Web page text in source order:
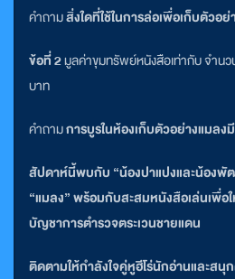
คำถามสิ่งใดที่ใช้ในการล่อเพื่อเก็บตัวอย่
ข้อที่ 2มูลค่าขุมทรัพย์หนังสือเท่ากับ จำ
บาท
คำถามการบูรในห้องเก็บตัวอย่างแมลง
สัปดาห์นี้พบกับ “น้องปาแปงและน้องพั
“แมลง” พร้อมกับสะสมหนังสือเล่นเพื่อใ
บัญชาการตำรวจตระเวนชายแดน
ติดตามให้กำลังใจคู่หูฮีโร่นักอ่านและส